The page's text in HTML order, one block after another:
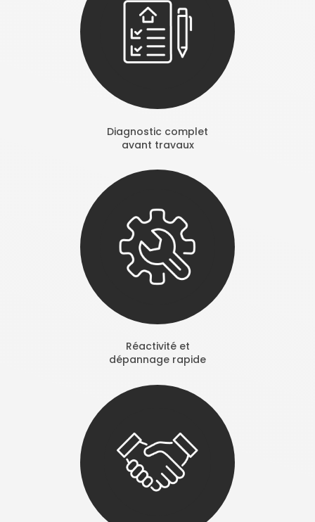
Diagnostic complet
avant travaux
Réactivité et
dépannage rapide